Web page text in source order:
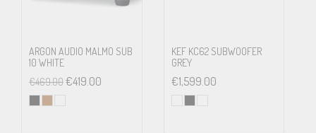
ARGON AUDIO MALMO SUB
10 WHITE
€469.00€419.00
KEF KC62 SUBWOOFER
GREY
€1,599.00